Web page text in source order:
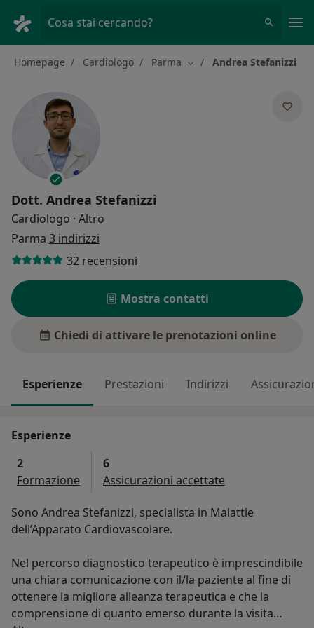
Cosa stai cercando?
Homepage Cardiologo Parma Cambia città
Andrea Stefanizzi
Dott. Andrea Stefanizzi
Cardiologo · Altro
Parma 3 indirizzi
32 recensioni
Mostra contatti
Chiedi di attivare le prenotazioni online
Esperienze Prestazioni Indirizzi
Esperienze
2
Formazione
6
Assicurazioni accettate
Sono Andrea Stefanizzi, specialista in Malattie
dell’Apparato Cardiovascolare.
Nel percorso diagnostico terapeutico è imprescindibile
una chiara comunicazione con il/la paziente al fine di
ottenere la migliore alleanza terapeutica e che la
comprensione di quanto emerso durante la visita